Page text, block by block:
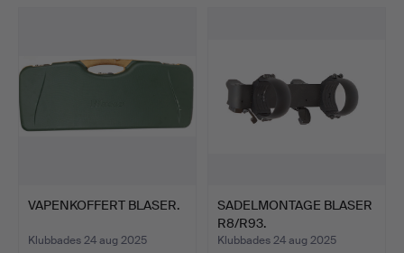
VAPENKOFFERT BLASER.
Klubbades 24 aug 2025
SADELMONTAGE BLASER
R8/R93.
Klubbades 24 aug 2025